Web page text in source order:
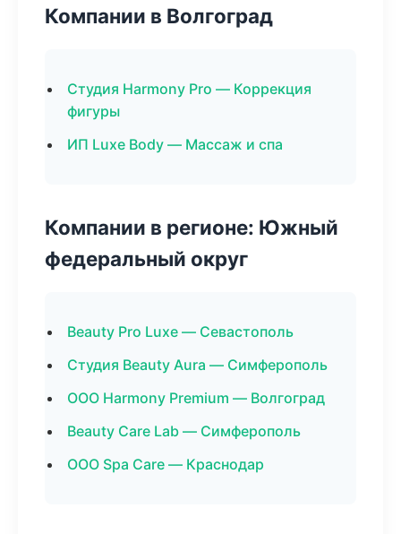
Компании в Волгоград
Студия Harmony Pro — Коррекция
фигуры
ИП Luxe Body — Массаж и спа
Компании в регионе: Южный
федеральный округ
Beauty Pro Luxe — Севастополь
Студия Beauty Aura — Симферополь
ООО Harmony Premium — Волгоград
Beauty Care Lab — Симферополь
ООО Spa Care — Краснодар